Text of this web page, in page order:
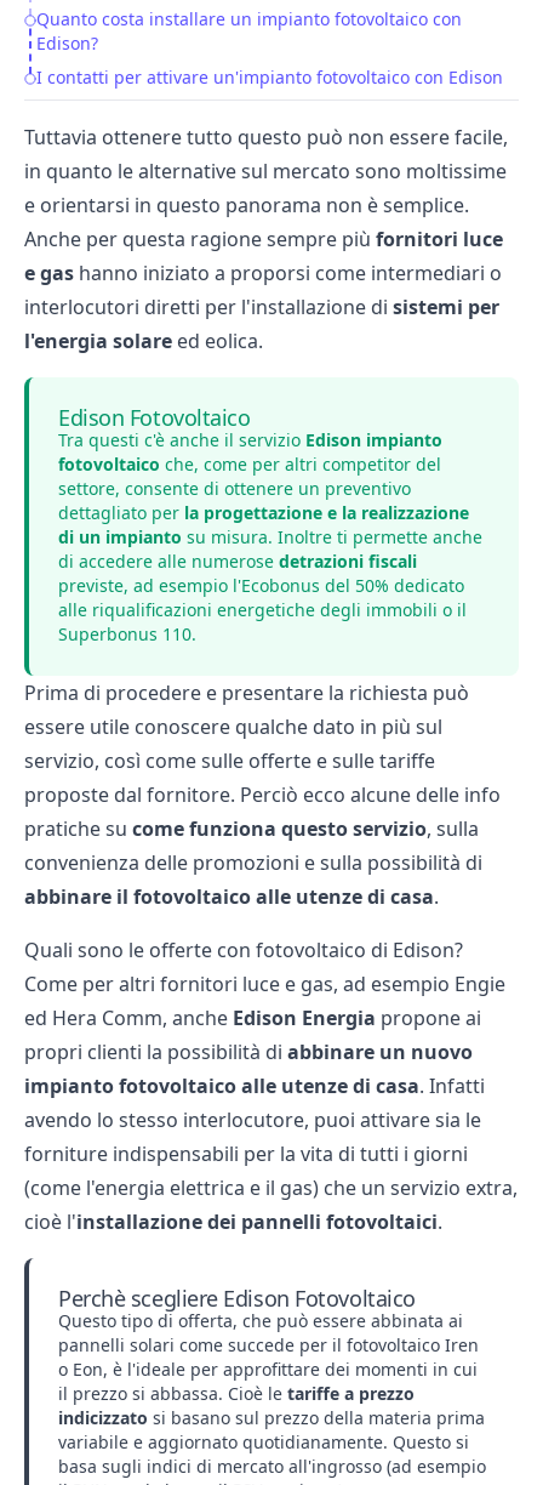
Quanto costa installare un impianto fotovoltaico con
Edison?
I contatti per attivare un'impianto fotovoltaico con Edison
Tuttavia ottenere tutto questo può non essere facile,
in quanto le alternative sul mercato sono moltissime
e orientarsi in questo panorama non è semplice.
Anche per questa ragione sempre più fornitori luce
e gas hanno iniziato a proporsi come intermediari o
interlocutori diretti per l'installazione di sistemi per
l'energia solare ed eolica.
Edison Fotovoltaico
Tra questi c'è anche il servizio Edison impianto
fotovoltaico che, come per altri competitor del
settore, consente di ottenere un preventivo
dettagliato per la progettazione e la realizzazione
di un impianto su misura. Inoltre ti permette anche
di accedere alle numerose detrazioni fiscali
previste, ad esempio l'Ecobonus del 50% dedicato
alle riqualificazioni energetiche degli immobili o il
Superbonus 110.
Prima di procedere e presentare la richiesta può
essere utile conoscere qualche dato in più sul
servizio, così come sulle offerte e sulle tariffe
proposte dal fornitore. Perciò ecco alcune delle info
pratiche su come funziona questo servizio, sulla
convenienza delle promozioni e sulla possibilità di
abbinare il fotovoltaico alle utenze di casa.
Quali sono le offerte con fotovoltaico di Edison?
Come per altri fornitori luce e gas, ad esempio Engie
ed Hera Comm, anche Edison Energia propone ai
propri clienti la possibilità di abbinare un nuovo
impianto fotovoltaico alle utenze di casa. Infatti
avendo lo stesso interlocutore, puoi attivare sia le
forniture indispensabili per la vita di tutti i giorni
(come l'energia elettrica e il gas) che un servizio extra,
cioè l'installazione dei pannelli fotovoltaici.
Perchè scegliere Edison Fotovoltaico
Questo tipo di offerta, che può essere abbinata ai
pannelli solari come succede per il fotovoltaico Iren
o Eon, è l'ideale per approfittare dei momenti in cui
il prezzo si abbassa. Cioè le tariffe a prezzo
indicizzato si basano sul prezzo della materia prima
variabile e aggiornato quotidianamente. Questo si
basa sugli indici di mercato all'ingrosso (ad esempio